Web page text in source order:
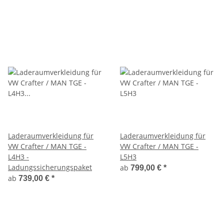
Laderaumverkleidung für
VW Crafter / MAN TGE -
L4H3 -
Ladungssicherungspaket
ab 739,00 € *
Laderaumverkleidung für
VW Crafter / MAN TGE -
L5H3
ab 799,00 € *